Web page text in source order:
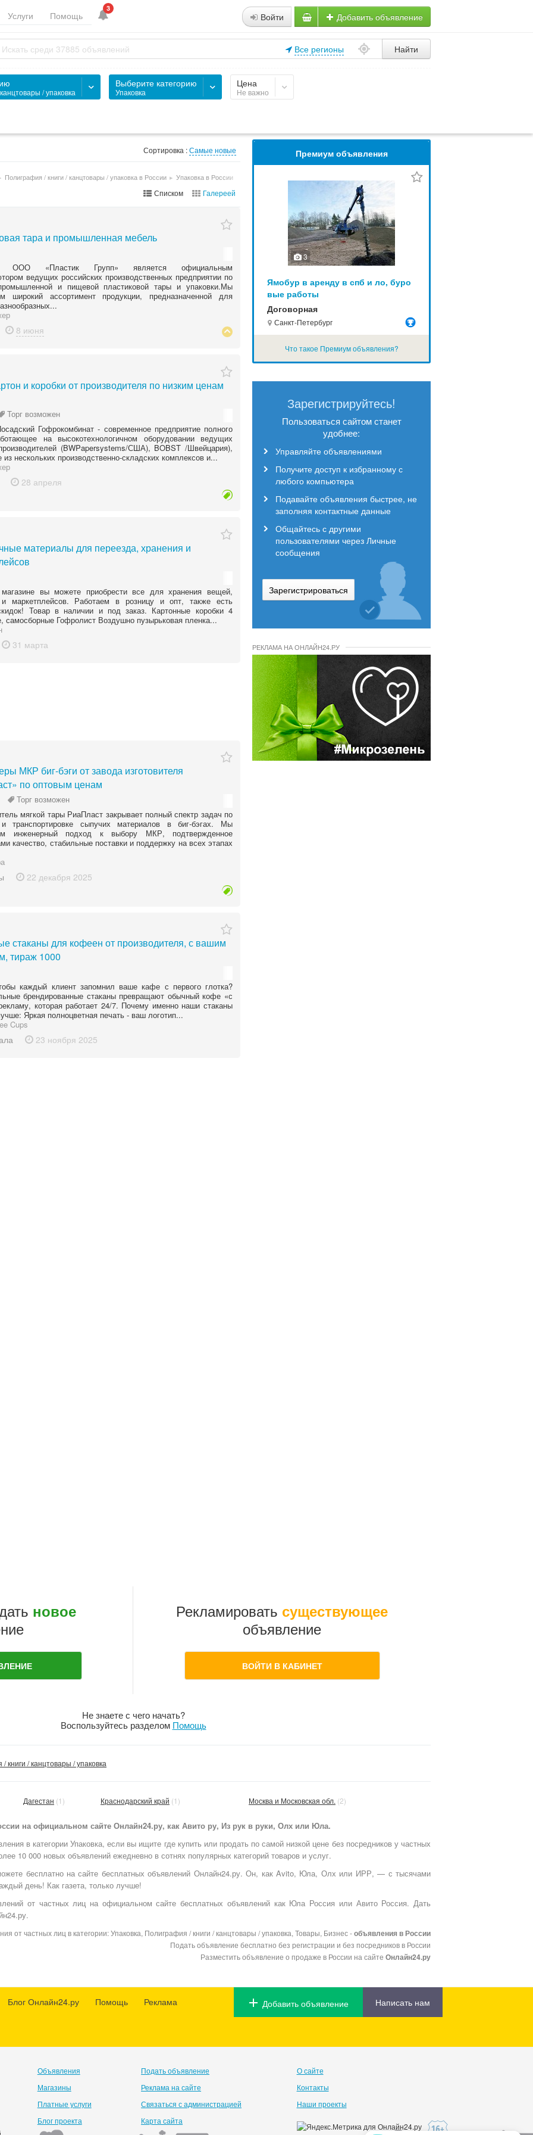
Услуги Помощь
3
Войти Добавить объявление
Все регионы Найти
/ упаковка
Выберите категорию
Упаковка
Цена
Не важно
Сортировка :Самые новые
Полиграфия / книги / канцтовары / упаковка в России ▸ Упаковка в России
Списком Галереей
тара и промышленная мебель
ООО «Пластик Групп» является официальным
ведущих российских производственных предприятии по
и пищевой пластиковой тары и упаковки.Мы
широкий ассортимент продукции, предназначенной для
8 июня
и коробки от производителя по низким ценам
Торг возможен
Гофрокомбинат - современное предприятие полного
на высокотехнологичном оборудовании ведущих
(BWPapersystems/США), BOBST /Швейцария),
нескольких производственно-складских комплексов и...
28 апреля
материалы для переезда, хранения и
вы можете приобрести все для хранения вещей,
и маркетплейсов. Работаем в розницу и опт, также есть
Товар в наличии и под заказ. Картонные коробки 4
самосборные Гофролист Воздушно пузырьковая пленка...
31 марта
МКР биг-бэги от завода изготовителя
по оптовым ценам
Торг возможен
мягкой тары РиаПласт закрывает полный спектр задач по
и транспортировке сыпучих материалов в биг-бэгах. Мы
инженерный подход к выбору МКР, подтвержденное
качество, стабильные поставки и поддержку на всех этапах
22 декабря 2025
стаканы для кофеен от производителя, с вашим
тираж 1000
каждый клиент запомнил ваше кафе с первого глотка?
брендированные стаканы превращают обычный кофе «с
которая работает 24/7. Почему именно наши стаканы
Яркая полноцветная печать - ваш логотип...
Cups
23 ноября 2025
Премиум объявления
3
Ямобур в аренду в спб и ло, буро
вые работы
Договорная
Санкт-Петербург
Что такое Премиум объявления?
Зарегистрируйтесь!
Пользоваться сайтом станет
удобнее:
Управляйте объявлениями
Получите доступ к избранному с
любого компьютера
Подавайте объявления быстрее, не
заполняя контактные данные
Общайтесь с другими
пользователями через Личные
сообщения
Зарегистрироваться
РЕКЛАМА НА ОНЛАЙН24.РУ
новое Рекламировать существующее
объявление
ВОЙТИ В КАБИНЕТ
Не знаете с чего начать?
Воспользуйтесь разделом Помощь
книги / канцтовары / упаковка
Дагестан (1) Краснодарский край (1) Москва и Московская обл. (2)
на официальном сайте Онлайн24.ру, как Авито ру, Из рук в руки, Олх или Юла.
в категории Упаковка, если вы ищите где купить или продать по самой низкой цене без посредников у частных
10 000 новых объявлений ежедневно в сотнях популярных категорий товаров и услуг.
бесплатно насайте бесплатных объявлений Онлайн24.ру. Он, как Avito, Юла, Олх или ИРР, — с тысячами
день! Как газета, только лучше!
от частных лиц на официальном сайте бесплатных объявлений как Юла Россия или Авито Россия. Дать
от частных лиц в категории: Упаковка, Полиграфия / книги / канцтовары / упаковка, Товары, Бизнес -объявления в России
Подать объявление бесплатно без регистрации и без посредников в России
Разместить объявление о продаже в России на сайте Онлайн24.ру
Добавить объявление Написать нам
Блог Онлайн24.ру Помощь Реклама
Объявления
Магазины
Платные услуги
Блог проекта
Подать объявление
Реклама на сайте
Связаться с администрацией
Карта сайта
О сайте
Контакты
Наши проекты